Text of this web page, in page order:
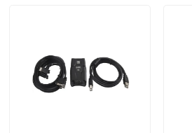
สินค้า
เกี่ยวกับเรา